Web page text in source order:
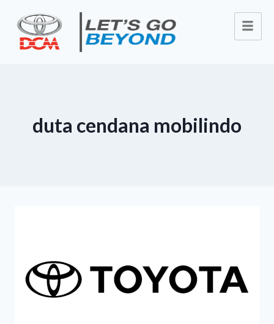
duta cendana mobilindo